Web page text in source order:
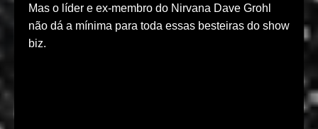
Mas o líder e ex-membro do Nirvana Dave Grohl
não dá a mínima para toda essas besteiras do show
biz.